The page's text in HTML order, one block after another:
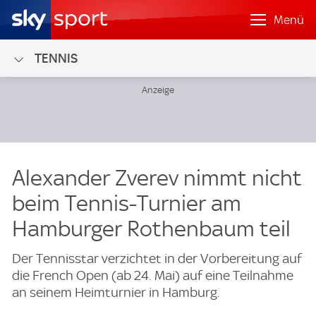
Menü
TENNIS
Alexander Zverev nimmt nicht
beim Tennis-Turnier am
Hamburger Rothenbaum teil
Der Tennisstar verzichtet in der Vorbereitung auf
die French Open (ab 24. Mai) auf eine Teilnahme
an seinem Heimturnier in Hamburg.